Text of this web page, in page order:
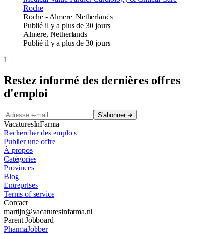
Roche
Roche - Almere, Netherlands
Publié il y a plus de 30 jours
Almere, Netherlands
Publié il y a plus de 30 jours
1
Restez informé des dernières offres
d'emploi
S'abonner ➜
VacaturesInFarma
Rechercher des emplois
Publier une offre
À propos
Catégories
Provinces
Blog
Entreprises
Terms of service
Contact
martijn@vacaturesinfarma.nl
Parent Jobboard
PharmaJobber